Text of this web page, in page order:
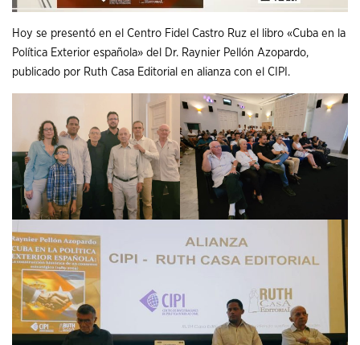
Hoy se presentó en el Centro Fidel Castro Ruz el libro «Cuba en la
Política Exterior española» del Dr. Raynier Pellón Azopardo,
publicado por Ruth Casa Editorial en alianza con el CIPI.